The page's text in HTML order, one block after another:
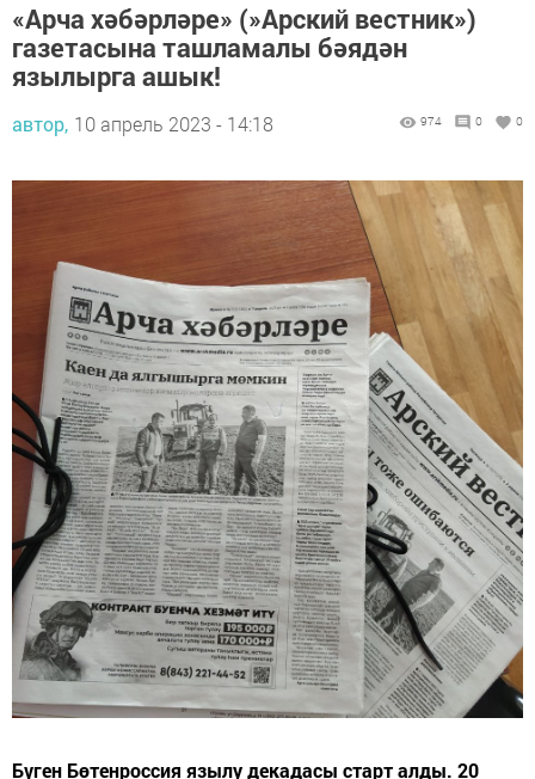
«Арча хәбәрләре» (»Арский вестник»)
газетасына ташламалы бәядән
язылырга ашык!
автор, 10 апрель 2023 - 14:18 974 0 0
Бүген Бөтенроссия язылу декадасы старт алды. 20